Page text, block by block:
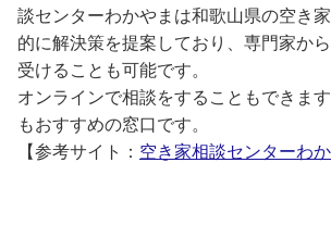
談センターわかやまは和歌山県の空き
的に解決策を提案しており、専門家か
受けることも可能です。
オンラインで相談をすることもできま
もおすすめの窓口です。
【参考サイト： 空き家相談センターわ